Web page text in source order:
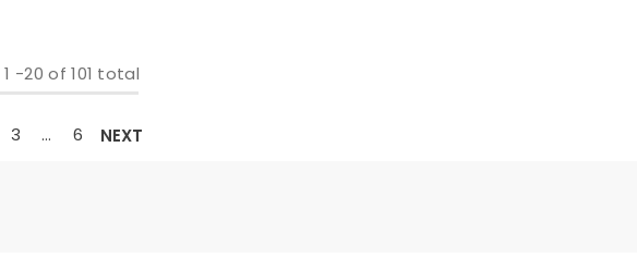
1 -20 of 101 total
3 … 6 NEXT